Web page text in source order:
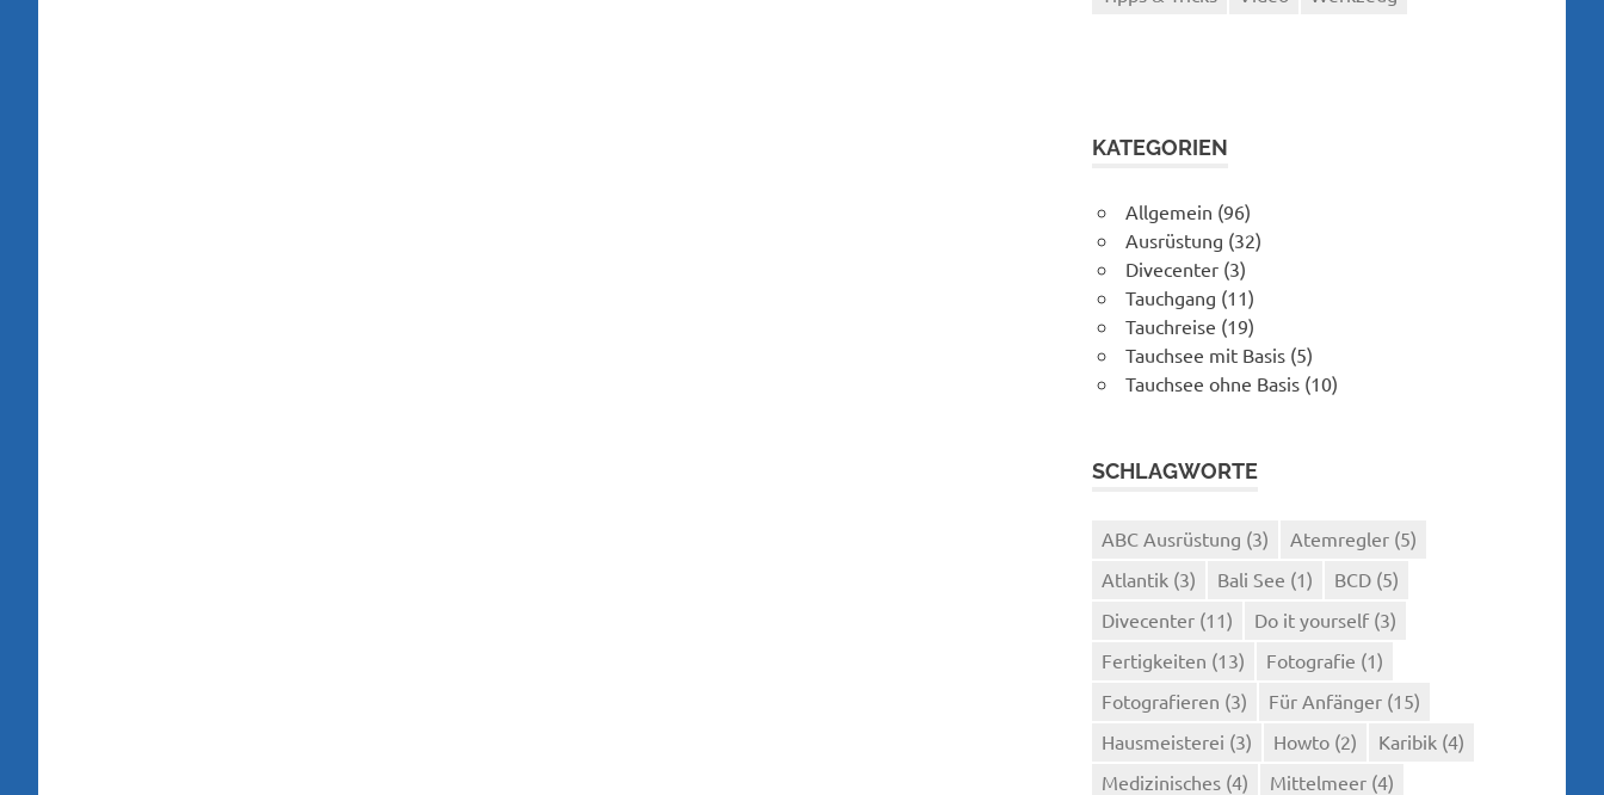
KATEGORIEN
Allgemein (96)
Ausrüstung (32)
Divecenter (3)
Tauchgang (11)
Tauchreise (19)
Tauchsee mit Basis (5)
Tauchsee ohne Basis (10)
SCHLAGWORTE
ABC Ausrüstung (3) Atemregler (5)
Atlantik (3) Bali See (1) BCD (5)
Divecenter (11) Do it yourself (3)
Fertigkeiten (13) Fotografie (1)
Fotografieren (3) Für Anfänger (15)
Hausmeisterei (3) Howto (2) Karibik (4)
Medizinisches (4) Mittelmeer (4)